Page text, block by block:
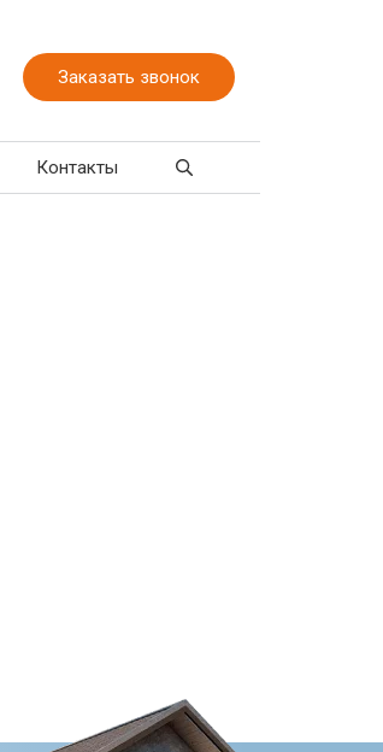
Заказать звонок
Контакты